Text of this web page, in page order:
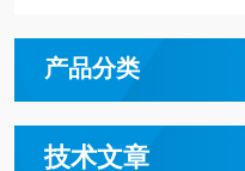
产品分类
技术文章